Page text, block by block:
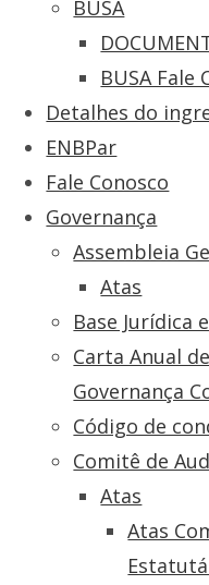
BUSA
BUSA Fale
Detalhes do
ENBPar
Fale Conosco
Governança
Assembleia
Atas
Base Jurídica
Carta Anual
Governança
Código de
Comitê de
Atas
Atas